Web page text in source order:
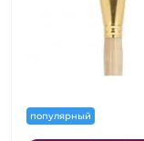
популярный